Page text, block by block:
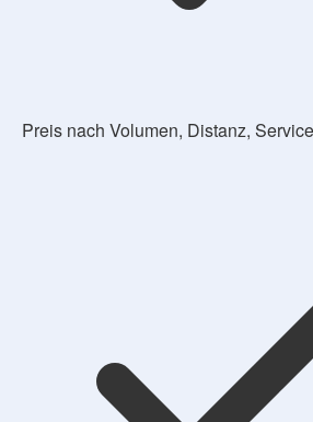
Preis nach Volumen, Distanz,